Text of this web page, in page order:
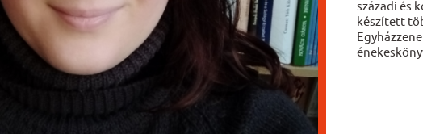
századi és
készített